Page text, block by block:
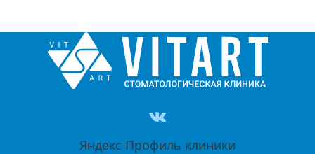
Яндекс Профиль клиники